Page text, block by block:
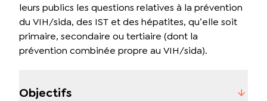
leurs publics les questions relatives à la prévention
du VIH/sida, des IST et des hépatites, qu’elle soit
primaire, secondaire ou tertiaire (dont la
prévention combinée propre au VIH/sida).
Objectifs